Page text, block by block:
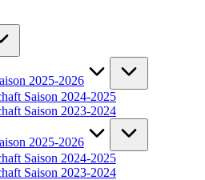
2025-2026
Saison 2024-2025
Saison 2023-2024
2025-2026
Saison 2024-2025
Saison 2023-2024